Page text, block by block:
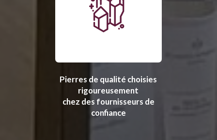
Pierres de qualité choisies
rigoureusement
chez des fournisseurs de
confiance